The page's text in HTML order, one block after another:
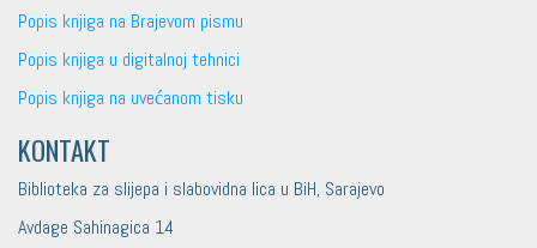
Popis knjiga na Brajevom pismu
Popis knjiga u digitalnoj tehnici
Popis knjiga na uvećanom tisku
KONTAKT
Biblioteka za slijepa i slabovidna lica u BiH, Sarajevo
Avdage Sahinagica 14